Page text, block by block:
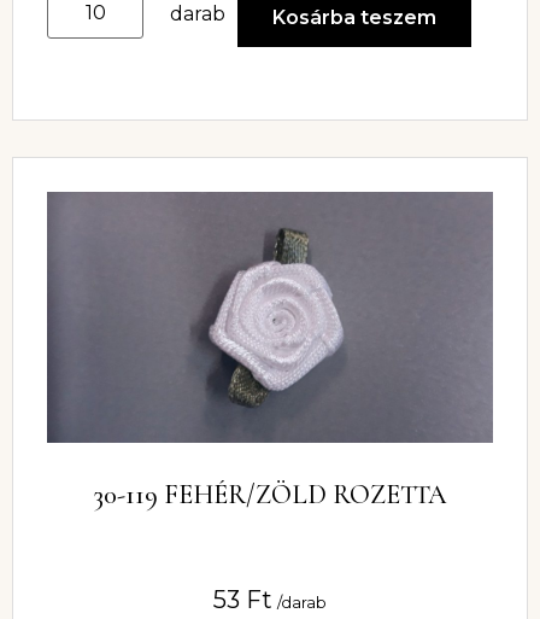
darab Kosárba teszem
30-119 FEHÉR/ZÖLD ROZETTA
53 Ft /darab